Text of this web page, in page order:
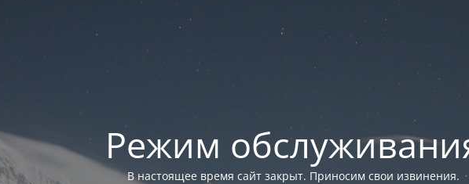
Режим
В настоящее время сайт закрыт. Приносим свои извинения.